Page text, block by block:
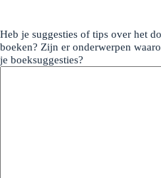
Heb je suggesties of tips over het
boeken? Zijn er onderwerpen
je boeksuggesties?